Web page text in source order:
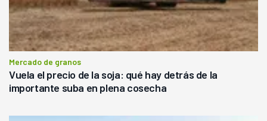
Mercado de granos
Vuela el precio de la soja: qué hay detrás de la
importante suba en plena cosecha